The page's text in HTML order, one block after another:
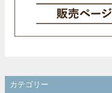
カテゴリー